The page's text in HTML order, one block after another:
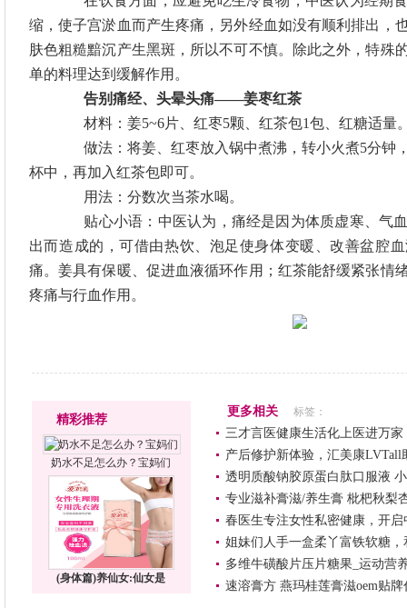
缩，使子宫淤血而产生疼痛，另外经血如没有顺利排出，
肤色粗糙黯沉产生黑斑，所以不可不慎。除此之外，特殊
单的料理达到缓解作用。
告别痛经、头晕头痛——姜枣红茶
材料：姜5~6片、红枣5颗、红茶包1包、红糖适量
做法：将姜、红枣放入锅中煮沸，转小火煮5分钟
杯中，再加入红茶包即可。
用法：分数次当茶水喝。
贴心小语：中医认为，痛经是因为体质虚寒、气
出而造成的，可借由热饮、泡足使身体变暖、改善盆腔
痛。姜具有保暖、促进血液循环作用；红茶能舒缓紧张情
疼痛与行血作用。
精彩推荐
奶水不足怎么办？宝妈们
(身体篇)养仙女:仙女是
更多相关 标签：
三才言医健康生活化上医进万
产后修护新体验，汇美康LVTall
透明质酸钠胶原蛋白肽口服液
专业滋补膏滋/养生膏 枇杷秋梨
春医生专注女性私密健康，开
姐妹们人手一盒柔丫富铁软糖
多维牛磺酸片压片糖果_运动营
速溶膏方 燕玛桂莲膏滋oem贴